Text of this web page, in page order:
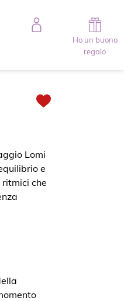
nel carrelloHo un buono
regalo
Lomi
e
che